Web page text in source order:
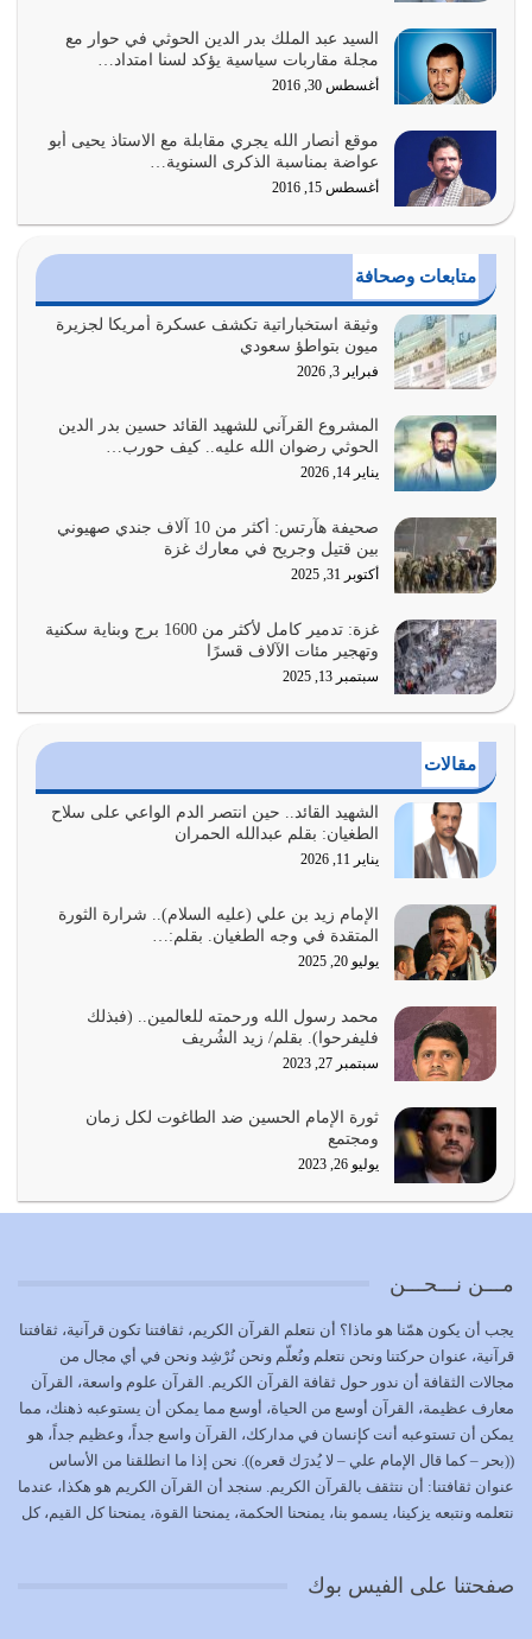
أبرز أسباب الشقاء هو الإعراض عن ذكر الله وعن هدى الله
المتمثل في القرآن الكريم
يوليو 31, 2026
أولياء الشيطان كلما كانوا أكثر ولاءً وطاعة للشيطان كلما كانوا
أكثر ضعفاً
يوليو 30, 2026
وعد الله تعالى من يُقتل في سبيله بالحياة الأبدية والرزق
والاستبشار والنجاة والخلود في…
يوليو 29, 2026
القرآن الكريم هو أهم مصدر لمعرفة رسول الله معرفة سيرته
معرفة شخصيته معرفة عظمته
يوليو 28, 2026
هل نحن من الصالحين؟ قيِّم نفسك هنا اترك القرآن على أصله
وأعرض نفسك، وأعرض ما لديك على…
يوليو 27, 2026
عندما يكون عدوك هو عدو الله معناه أن تكون نقاط الضعف
فيه كثيرة وسينصرك الله عليه إذا…
يوليو 26, 2026
أراد الله لهذه الأمة ان تكون خير امة أخرجت للناس بالنهوض
الدين الذي شرعه الله لا يجوز أن يخضع لآرائنا وأهوائنا
واجتهاداتنا لأننا سنختلف ونتفرق
يوليو 24, 2026
أمة عاجزة عن النهوض…
يوليو 23, 2026
بحبل الله جميعاً وليس كل…
يوليو 22, 2026
يشاء ويذل من يشاء
يوليو 21, 2026
{إِنَّ الدِّينَ عِنْدَ اللَّهِ الْإسْلامُ} الدين الذي شرعه الله للناس في
تتحقق الحقوق للجميع
يوليو 18, 2026
بعض صفات المتقين {الصَّابِرِينَ وَالصَّادِقِينَ وَالْقَانِتِينَ
وَالْمُنْفِقِينَ…
يوليو 17, 2026
الاعتصام بحبل الله أمر إلهي للمؤمنين وهو بمثابة سبب بينهم
يوليو 16, 2026
السيد عبد الملك بدر الدين الحوثي في حوار مع
مجلة مقاربات سياسية يؤكد لسنا امتداد…
أغسطس 30, 2016
موقع أنصار الله يجري مقابلة مع الاستاذ يحيى أبو
عواضة بمناسبة الذكرى السنوية…
أغسطس 15, 2016
متابعات وصحافة
وثيقة استخباراتية تكشف عسكرة أمريكا لجزيرة
ميون بتواطؤ سعودي
فبراير 3, 2026
المشروع القرآني للشهيد القائد حسين بدر الدين
الحوثي رضوان الله عليه.. كيف حورب…
يناير 14, 2026
صحيفة هآرتس: أكثر من 10 آلاف جندي صهيوني
بين قتيل وجريح في معارك غزة
أكتوبر 31, 2025
غزة: تدمير كامل لأكثر من 1600 برج وبناية سكنية
وتهجير مئات الآلاف قسرًا
سبتمبر 13, 2025
مقالات
الشهيد القائد.. حين انتصر الدم الواعي على سلاح
الطغيان: بقلم عبدالله الحمران
يناير 11, 2026
الإمام زيد بن علي (عليه السلام).. شرارة الثورة
المتقدة في وجه الطغيان. بقلم:…
يوليو 20, 2025
محمد رسول الله ورحمته للعالمين.. (فبذلك
فليفرحوا). بقلم/ زيد الشُريف
سبتمبر 27, 2023
ثورة الإمام الحسين ضد الطاغوت لكل زمان
ومجتمع
يوليو 26, 2023
مـــن نـــحـــن
يجب أن يكون همّنا هو ماذا؟ أن نتعلم القرآن الكريم، ثقافتنا تكون قرآنية، ثقافتنا
قرآنية، عنوان حركتنا ونحن نتعلم ونُعلّم ونحن نُرْشِد ونحن في أي مجال من
مجالات الثقافة أن ندور حول ثقافة القرآن الكريم. القرآن علوم واسعة، القرآن
معارف عظيمة، القرآن أوسع من الحياة، أوسع مما يمكن أن يستوعبه ذهنك، مما
يمكن أن تستوعبه أنت كإنسان في مداركك، القرآن واسع جداً، وعظيم جداً، هو
((بحر – كما قال الإمام علي – لا يُدرَك قعره)). نحن إذا ما انطلقنا من الأساس
عنوان ثقافتنا: أن نتثقف بالقرآن الكريم. سنجد أن القرآن الكريم هو هكذا، عندما
نتعلمه ونتبعه يزكينا، يسمو بنا، يمنحنا الحكمة، يمنحنا القوة، يمنحنا كل القيم، كل
بمستوى أن نثقف الآخرين بالقرآن الكريم، وأن نتثقف بثقافة القرآن الكريم
صفحتنا على الفيس بوك